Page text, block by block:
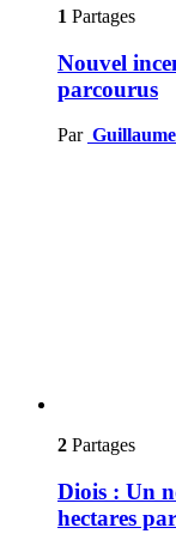
1 Partages
Nouvel
parcourus
Par
2 Partages
Diois : Un
hectares